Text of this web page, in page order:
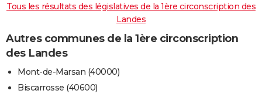
Tous les résultats des législatives de la 1ère circonscription des
Landes
Autres communes de la 1ère circonscription
des Landes
Mont-de-Marsan (40000)
Biscarrosse (40600)